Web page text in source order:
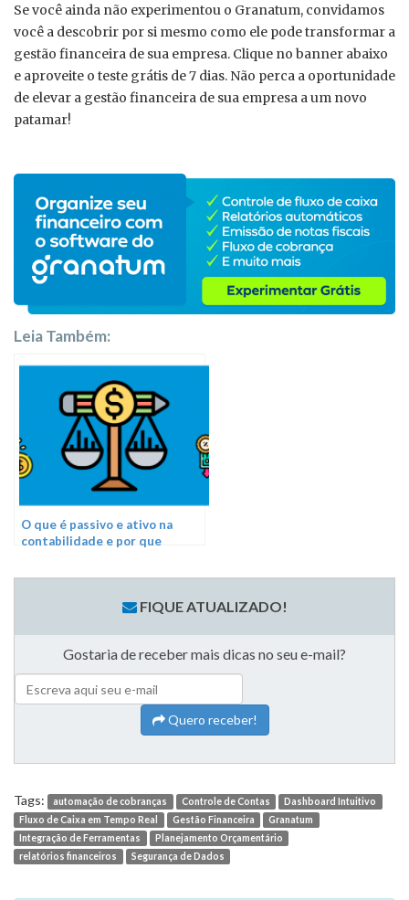
Se você ainda não experimentou o Granatum, convidamos
você a descobrir por si mesmo como ele pode transformar a
gestão financeira de sua empresa. Clique no banner abaixo
e aproveite o teste grátis de 7 dias. Não perca a oportunidade
de elevar a gestão financeira de sua empresa a um novo
patamar!
Leia Também:
O que é passivo e ativo na
contabilidade e por que
FIQUE ATUALIZADO!
Gostaria de receber mais dicas no seu e-mail?
Quero receber!
Tags: automação de cobranças Controle de Contas
Dashboard Intuitivo
Fluxo de Caixa em Tempo Real
Gestão Financeira
Granatum
Integração de Ferramentas
Planejamento Orçamentário
relatórios financeiros
Segurança de Dados